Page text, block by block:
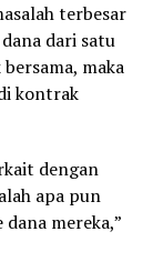
terbesar
dari satu
maka
kontrak
dengan
apa pun
mereka,”